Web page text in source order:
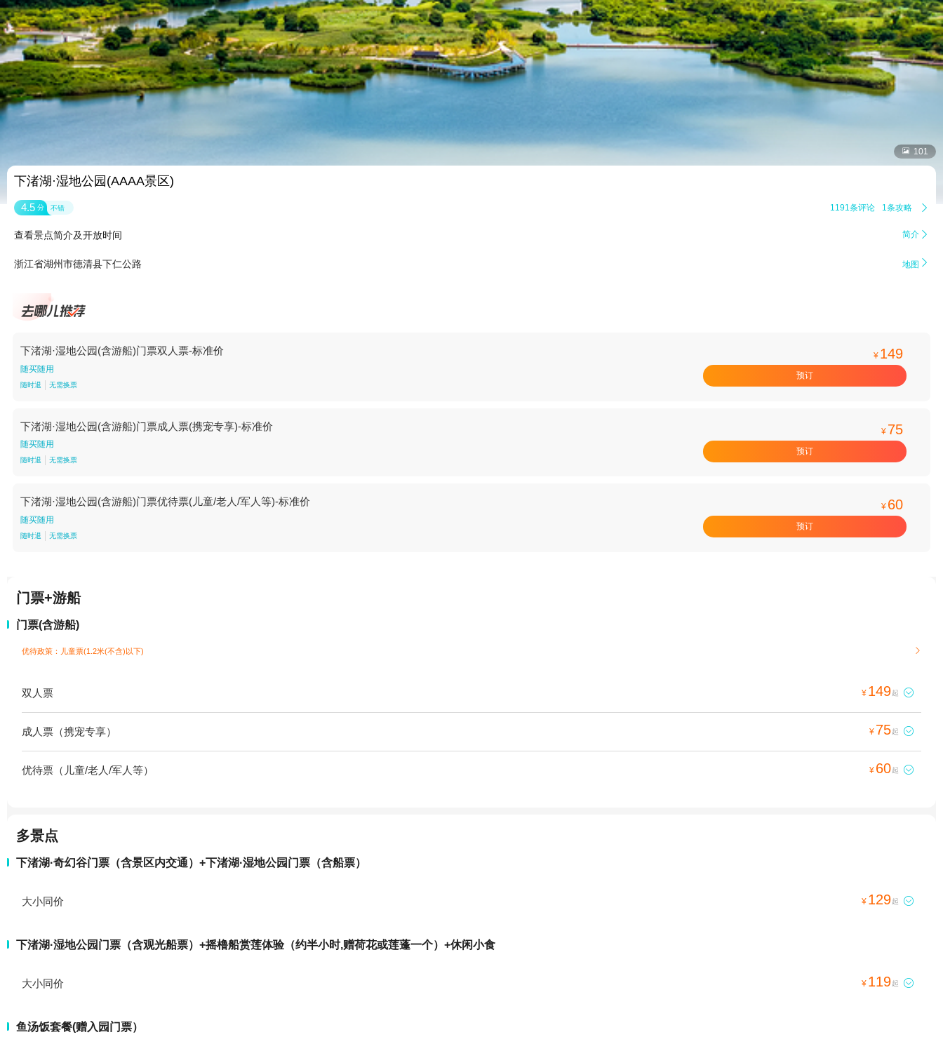
 101
下渚湖·湿地公园(AAAA景区)
4.5 分 不错 1191条评论 1条攻略 
查看景点简介及开放时间 简介 
浙江省湖州市德清县下仁公路 地图 
下渚湖·湿地公园(含游船)门票双人票-标准价
随买随用
随时退 无需换票
¥ 149
预订
下渚湖·湿地公园(含游船)门票成人票(携宠专享)-标准价
随买随用
随时退 无需换票
¥ 75
预订
下渚湖·湿地公园(含游船)门票优待票(儿童/老人/军人等)-标准价
随买随用
随时退 无需换票
¥ 60
预订
门票+游船
门票(含游船)
优待政策：儿童票(1.2米(不含)以下) 
双人票 ¥ 149起 
成人票（携宠专享） ¥ 75起 
优待票（儿童/老人/军人等） ¥ 60起 
多景点
下渚湖·奇幻谷门票（含景区内交通）+下渚湖·湿地公园门票（含船票）
大小同价 ¥ 129起 
下渚湖·湿地公园门票（含观光船票）+摇橹船赏莲体验（约半小时,赠荷花或莲蓬一个）+休闲小食
大小同价 ¥ 119起 
鱼汤饭套餐(赠入园门票）